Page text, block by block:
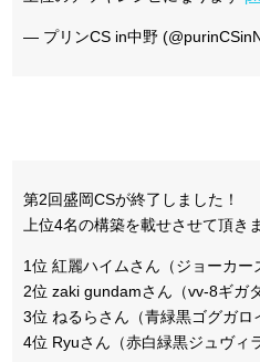
— プリンCS in中野
第2回盛岡CSが終了しました！
上位4名の構築を載せさせて頂き
1位 紅麗ハイムさん（ジョーカー
2位 zaki gundamさん（vv-8ギガ
3位 ねるらさん（青緑黒ゴグガロ
4位 Ryuさん（赤白緑黒ジュヴィラ